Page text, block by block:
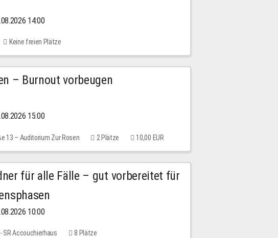
14:00
Keine freien Plätze
– Burnout vorbeugen
15:00
13 – Auditorium Zur Rosen 2 Plätze 10,00 EUR
für alle Fälle – gut vorbereitet für
10:00
SR Accouchierhaus 8 Plätze